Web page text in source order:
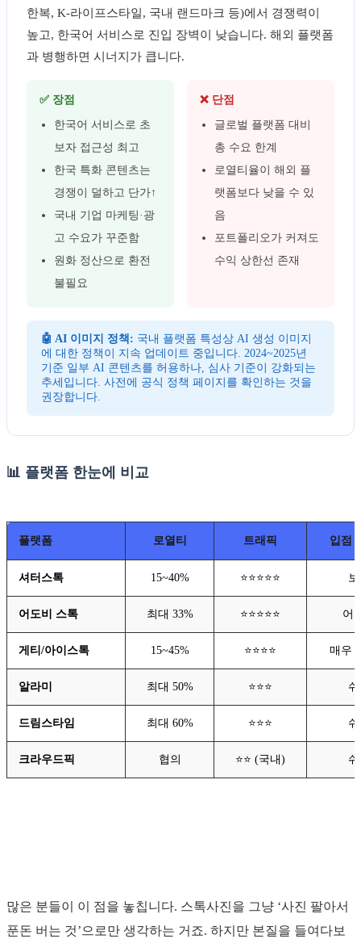
한복, K-라이프스타일, 국내 랜드마크 등)에서 경쟁력이
높고, 한국어 서비스로 진입 장벽이 낮습니다. 해외 플랫폼
과 병행하면 시너지가 큽니다.
✅ 장점
한국어 서비스로 초
보자 접근성 최고
한국 특화 콘텐츠는
경쟁이 덜하고 단가↑
국내 기업 마케팅·광
고 수요가 꾸준함
원화 정산으로 환전
불필요
❌ 단점
글로벌 플랫폼 대비
총 수요 한계
로열티율이 해외 플
랫폼보다 낮을 수 있
음
포트폴리오가 커져도
수익 상한선 존재
🤖 AI 이미지 정책: 국내 플랫폼 특성상 AI 생성 이미지
에 대한 정책이 지속 업데이트 중입니다. 2024~2025년
기준 일부 AI 콘텐츠를 허용하나, 심사 기준이 강화되는
추세입니다. 사전에 공식 정책 페이지를 확인하는 것을
권장합니다.
📊 플랫폼 한눈에 비교
플랫폼 로열티 트래픽 입점
셔터스톡 15~40% ⭐⭐⭐⭐⭐
어도비 스톡 최대 33% ⭐⭐⭐⭐⭐ 어
게티/아이스톡 15~45% ⭐⭐⭐⭐ 매우
알라미 최대 50% ⭐⭐⭐
드림스타임 최대 60% ⭐⭐⭐
크라우드픽 협의 ⭐⭐ (국내)
많은 분들이 이 점을 놓칩니다. 스톡사진을 그냥 ‘사진 팔아서
푼돈 버는 것’으로만 생각하는 거죠. 하지만 본질을 들여다보